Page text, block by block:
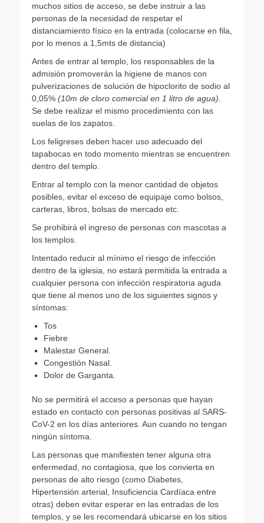
muchos sitios de acceso, se debe instruir a las
personas de la necesidad de respetar el
distanciamiento físico en la entrada (colocarse en fila,
por lo menos a 1,5mts de distancia)
Antes de entrar al templo, los responsables de la
admisión promoverán la higiene de manos con
pulverizaciones de solución de hipoclorito de sodio al
0,05% (10m de cloro comercial en 1 litro de agua)
Se debe realizar el mismo procedimiento con las
suelas de los zapatos.
Los feligreses deben hacer uso adecuado del
tapabocas en todo momento mientras se encuentren
dentro del templo.
Entrar al templo con la menor cantidad de objetos
posibles, evitar el exceso de equipaje como bolsos,
carteras, libros, bolsas de mercado etc.
Se prohibirá el ingreso de personas con mascotas a
los templos.
Intentado reducir al mínimo el riesgo de infección
dentro de la iglesia, no estará permitida la entrada a
cualquier persona con infección respiratoria aguda
que tiene al menos uno de los siguientes signos y
síntomas:
Tos
Fiebre
Malestar General.
Congestión Nasal.
Dolor de Garganta.
No se permitirá el acceso a personas que hayan
estado en contacto con personas positivas al SARS-
CoV-2 en los días anteriores. Aun cuando no tengan
ningún síntoma.
Las personas que manifiesten tener alguna otra
enfermedad, no contagiosa, que los convierta en
personas de alto riesgo (como Diabetes,
Hipertensión arterial, Insuficiencia Cardíaca entre
otras) deben evitar esperar en las entradas de los
templos, y se les recomendará ubicarse en los sitios